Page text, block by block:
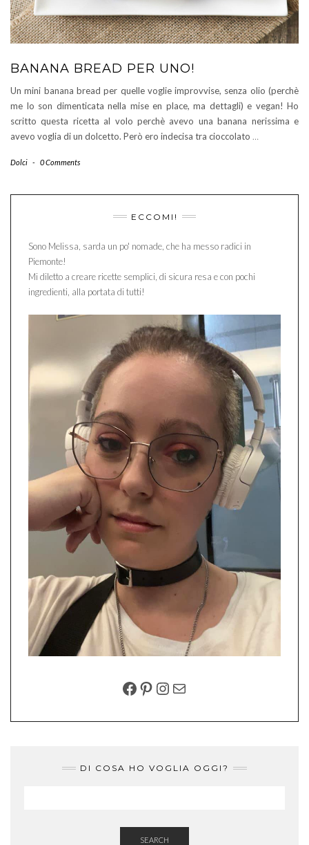
BANANA BREAD PER UNO!
Un mini banana bread per quelle voglie improvvise, senza olio (perchè
me lo son dimenticata nella mise en place, ma dettagli) e vegan! Ho
scritto questa ricetta al volo perchè avevo una banana nerissima e
avevo voglia di un dolcetto. Però ero indecisa tra cioccolato …
Dolci - 0 Comments
ECCOMI!
Sono Melissa, sarda un po' nomade, che ha messo radici in
Piemonte!
Mi diletto a creare ricette semplici, di sicura resa e con pochi
ingredienti, alla portata di tutti!
FACEBOOK
PINTEREST
INSTAGRAM
EMAIL
DI COSA HO VOGLIA OGGI?
SEARCH